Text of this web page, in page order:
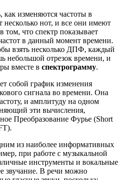
изменяются частоты в
несколько нот, и все они имеют
том, что спектр показывает
в данный момент времени.
взять несколько ДПФ, каждый
небольшой отрезок времени, и
вместе в спектрограмму.
собой график изменения
сигнала во времени. Она
и амплитуду на одном
эти вычисления,
Преобразование Фурье (Short
из наиболее информативных
при работе с музыкальной
инструменты и вокальные
звучание. В речи можно